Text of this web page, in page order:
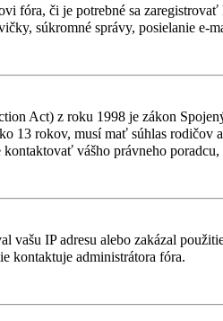
fóra, či je potrebné sa
súkromné správy, posielanie
Act) z roku 1998 je zákon
13 rokov, musí mať súhlas rodičov
vášho právneho
vašu IP adresu alebo zakázal
kontaktuje administrátora fóra.